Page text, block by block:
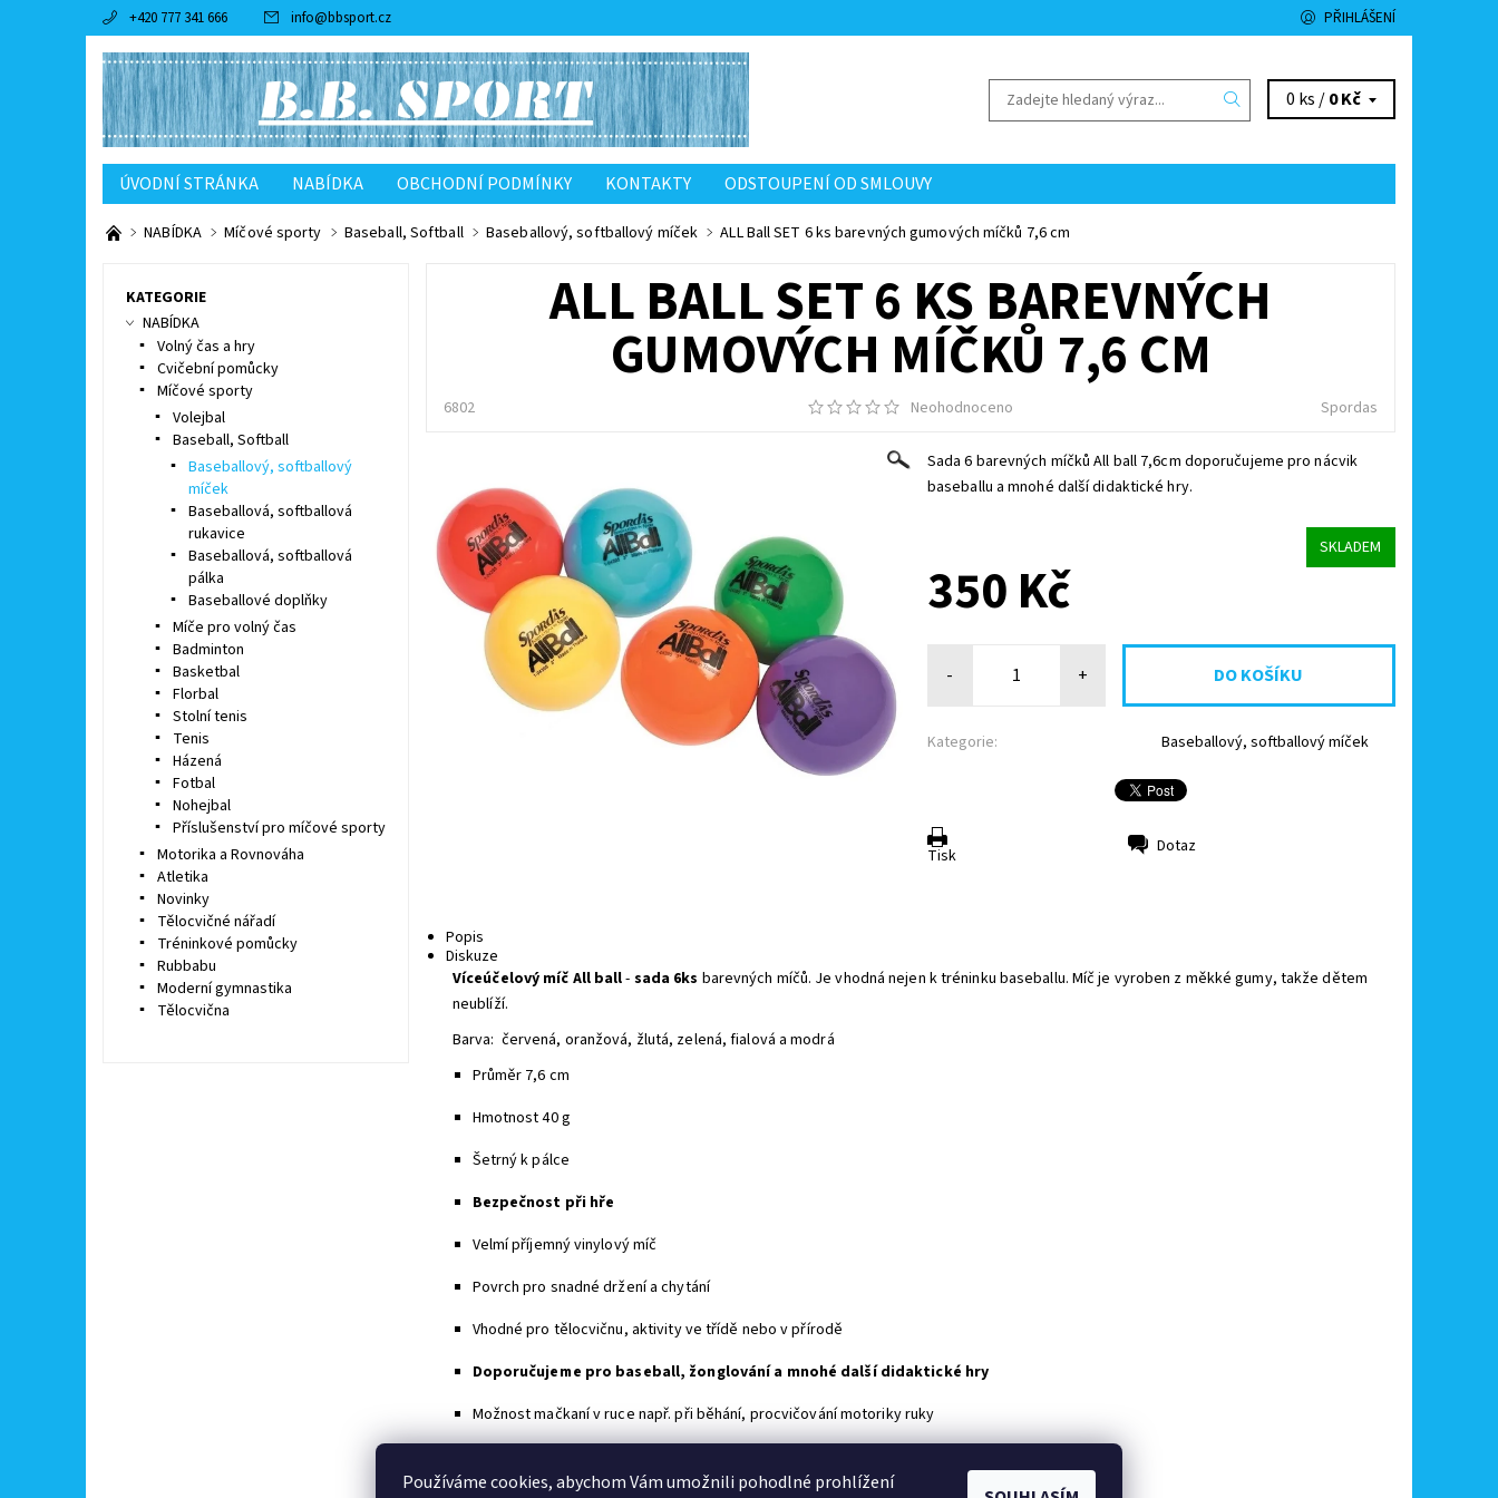
+420 777 341 666 info@bbsport.cz PŘIHLÁŠENÍ
0 ks /0 Kč
ÚVODNÍ STRÁNKA NABÍDKA OBCHODNÍ PODMÍNKY KONTAKTY ODSTOUPENÍ OD SMLOUVY
NABÍDKA Míčové sporty Baseball, Softball Baseballový, softballový míček ALL Ball SET 6 ks barevných gumových míčků 7,6 cm
ALL BALL SET 6 KS BAREVNÝCH
GUMOVÝCH MÍČKŮ 7,6 CM
6802 Neohodnoceno Spordas
Sada 6 barevných míčků All ball 7,6cm doporučujeme pro nácvik
baseballu a mnohé další didaktické hry.
SKLADEM
350 Kč
- +
Kategorie: Baseballový, softballový míček
Tisk Dotaz
Popis
Diskuze
Víceúčelový míč All ball- sada 6ks barevných míčů. Je vhodná nejen k tréninku baseballu. Míč je vyroben z měkké gumy, takže dětem
neublíží.
Barva: červená, oranžová, žlutá, zelená, fialová a modrá
Průměr 7,6 cm
Hmotnost 40 g
Šetrný k pálce
Bezpečnost při hře
Velmí příjemný vinylový míč
Povrch pro snadné držení a chytání
Vhodné pro tělocvičnu, aktivity ve třídě nebo v přírodě
Doporučujeme pro baseball, žonglování a mnohé další didaktické hry
Možnost mačkaní v ruce např. při běhání, procvičování motoriky ruky
Přidat komentář
KATEGORIE
NABÍDKA
Volný čas a hry
Cvičební pomůcky
Míčové sporty
Volejbal
Baseball, Softball
Baseballový, softballový
míček
Baseballová, softballová
rukavice
Baseballová, softballová
pálka
Baseballové doplňky
Míče pro volný čas
Badminton
Basketbal
Florbal
Stolní tenis
Tenis
Házená
Fotbal
Nohejbal
Příslušenství pro míčové sporty
Motorika a Rovnováha
Atletika
Novinky
Tělocvičné nářadí
Tréninkové pomůcky
Rubbabu
Moderní gymnastika
Tělocvična
Používáme cookies, abychom Vám umožnili pohodlné prohlížení